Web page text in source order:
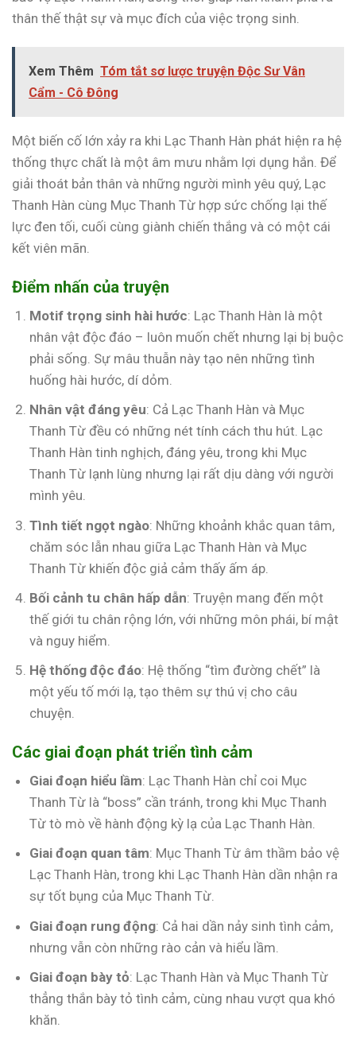
thân thế thật sự và mục đích của việc trọng sinh.
Xem Thêm Tóm tắt sơ lược truyện Độc Sư Vân
Cẩm - Cô Đông
Một biến cố lớn xảy ra khi Lạc Thanh Hàn phát hiện ra hệ
thống thực chất là một âm mưu nhằm lợi dụng hắn. Để
giải thoát bản thân và những người mình yêu quý, Lạc
Thanh Hàn cùng Mục Thanh Từ hợp sức chống lại thế
lực đen tối, cuối cùng giành chiến thắng và có một cái
kết viên mãn.
Điểm nhấn của truyện
Motif trọng sinh hài hước: Lạc Thanh Hàn là một
nhân vật độc đáo – luôn muốn chết nhưng lại bị buộc
phải sống. Sự mâu thuẫn này tạo nên những tình
huống hài hước, dí dỏm.
Nhân vật đáng yêu: Cả Lạc Thanh Hàn và Mục
Thanh Từ đều có những nét tính cách thu hút. Lạc
Thanh Hàn tinh nghịch, đáng yêu, trong khi Mục
Thanh Từ lạnh lùng nhưng lại rất dịu dàng với người
mình yêu.
Tình tiết ngọt ngào: Những khoảnh khắc quan tâm,
chăm sóc lẫn nhau giữa Lạc Thanh Hàn và Mục
Thanh Từ khiến độc giả cảm thấy ấm áp.
Bối cảnh tu chân hấp dẫn: Truyện mang đến một
thế giới tu chân rộng lớn, với những môn phái, bí mật
và nguy hiểm.
Hệ thống độc đáo: Hệ thống “tìm đường chết” là
một yếu tố mới lạ, tạo thêm sự thú vị cho câu
chuyện.
Các giai đoạn phát triển tình cảm
Giai đoạn hiểu lầm: Lạc Thanh Hàn chỉ coi Mục
Thanh Từ là “boss” cần tránh, trong khi Mục Thanh
Từ tò mò về hành động kỳ lạ của Lạc Thanh Hàn.
Giai đoạn quan tâm: Mục Thanh Từ âm thầm bảo vệ
Lạc Thanh Hàn, trong khi Lạc Thanh Hàn dần nhận ra
sự tốt bụng của Mục Thanh Từ.
Giai đoạn rung động: Cả hai dần nảy sinh tình cảm,
nhưng vẫn còn những rào cản và hiểu lầm.
Giai đoạn bày tỏ: Lạc Thanh Hàn và Mục Thanh Từ
thẳng thắn bày tỏ tình cảm, cùng nhau vượt qua khó
khăn.